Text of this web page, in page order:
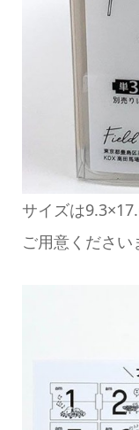
サイズは
ご用意ください